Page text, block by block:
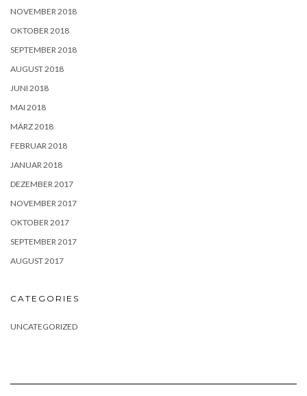
NOVEMBER 2018
OKTOBER 2018
SEPTEMBER 2018
AUGUST 2018
JUNI 2018
MAI 2018
MÄRZ 2018
FEBRUAR 2018
JANUAR 2018
DEZEMBER 2017
NOVEMBER 2017
OKTOBER 2017
SEPTEMBER 2017
AUGUST 2017
CATEGORIES
UNCATEGORIZED